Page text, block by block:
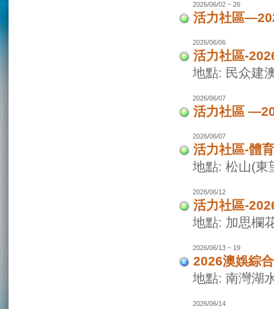
2026/06/02 ~ 26
活力社區
2026/06/06
活力社區-
地點: 民众建
2026/06/07
活力社區
2026/06/07
活力社區-體
地點: 松山(東
2026/06/12
活力社區-
地點: 加思欄
2026/06/13 ~ 19
2026澳娛綜
地點: 南灣湖
2026/06/14